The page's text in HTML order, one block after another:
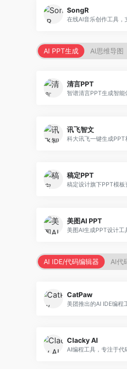
SongR
AI PPT生成 AI思维导图
清言PPT
讯飞智文
稿定PPT
美图AI PPT
AI IDE/代码编辑器 AI代
CatPaw
Clacky AI